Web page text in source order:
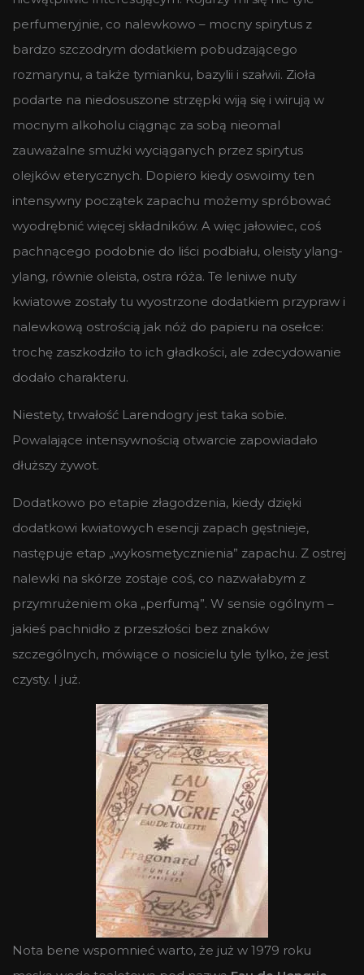
perfumeryjnie, co nalewkowo – mocny spirytus z
bardzo szczodrym dodatkiem pobudzającego
rozmarynu, a także tymianku, bazylii i szałwii. Zioła
podarte na niedosuszone strzępki wiją się i wirują w
mocnym alkoholu ciągnąc za sobą nieomal
zauważalne smużki wyciąganych przez spirytus
olejków eterycznych. Dopiero kiedy oswoimy ten
intensywny początek zapachu możemy spróbować
wyodrębnić więcej składników. A więc jałowiec, coś
pachnącego podobnie do liści podbiału, oleisty ylang-
ylang, równie oleista, ostra róża. Te leniwe nuty
kwiatowe zostały tu wyostrzone dodatkiem przypraw i
nalewkową ostrością jak nóż do papieru na osełce:
trochę zaszkodziło to ich gładkości, ale zdecydowanie
dodało charakteru.
Niestety, trwałość Larendogry jest taka sobie.
Powalające intensywnością otwarcie zapowiadało
dłuższy żywot.
Dodatkowo po etapie złagodzenia, kiedy dzięki
dodatkowi kwiatowych esencji zapach gęstnieje,
następuje etap „wykosmetycznienia” zapachu. Z ostrej
nalewki na skórze zostaje coś, co nazwałabym z
przymrużeniem oka „perfumą”. W sensie ogólnym –
jakieś pachnidło z przeszłości bez znaków
szczególnych, mówiące o nosicielu tyle tylko, że jest
czysty. I już.
Nota bene wspomnieć warto, że już w 1979 roku